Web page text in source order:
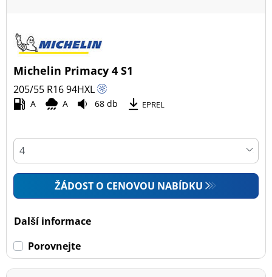
Michelin Primacy 4 S1
205/55 R1694HXL
A A 68 db EPREL
ŽÁDOST O CENOVOU NABÍDKU
Další informace
Porovnejte